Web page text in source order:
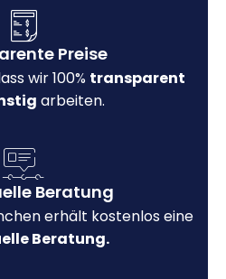
Preise
wir 100% transparent
arbeiten.
Beratung
erhält kostenlos eine
Beratung.